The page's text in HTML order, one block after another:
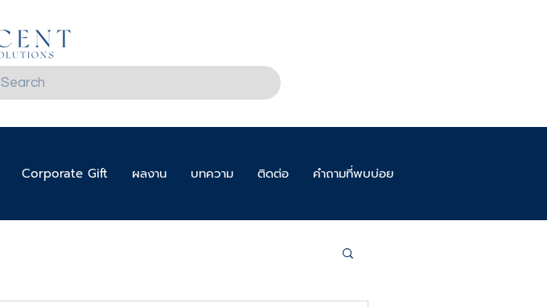
Search
Corporate Gift ผลงาน บทความ ติดต่อ คำถามที่พบบ่อย